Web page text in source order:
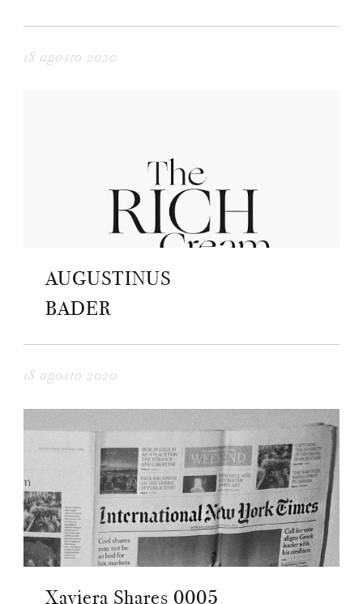
18 agosto 2020
AUGUSTINUS
BADER
18 agosto 2020
Xaviera Shares 0005